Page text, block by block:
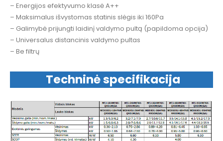
– Energijos efektyvumo klasė A++
– Maksimalus išvystomas statinis slėgis iki 160Pa
– Galimybė prijungti laidinį valdymo pultą (papildoma opcija)
– Universalus distancinis valdymo pultas
– Be filtrų
Techninė specifikacija